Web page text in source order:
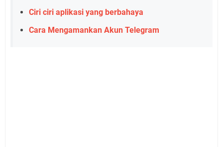
Ciri ciri aplikasi yang berbahaya
Cara Mengamankan Akun Telegram